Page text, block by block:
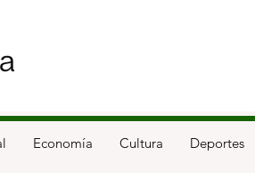
Economía Cultura Deportes